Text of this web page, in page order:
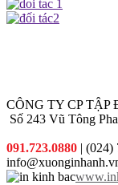
CÔNG TY CP
Số 243 Vũ Tông
091.723.0880 |